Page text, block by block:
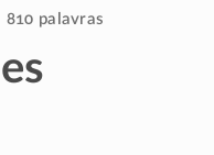
810 palavras